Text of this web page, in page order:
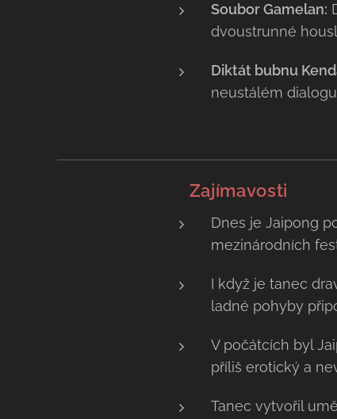
Soubor Gamelan:
dvoustrunné
Diktát bubnu
neustálém
💡 Zajímavosti
Dnes je Jaipong
mezinárodních
I když je tanec
ladné pohyby
V počátcích byl
příliš erotický a
Tanec vytvořil